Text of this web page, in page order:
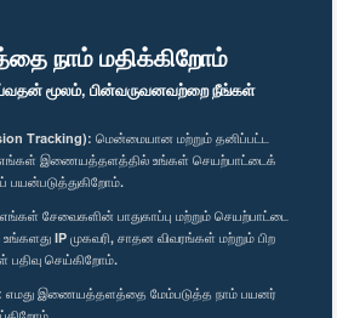
நாம் மதிக்கிறோம்
மூலம், பின்வருவனவற்றை நீங்கள்
Tracking): மென்மையான மற்றும் தனிப்பட்ட
எங்கள் இணையத்தளத்தில் உங்கள் செயற்பாட்டைக்
எங்கள் சேவைகளின் பாதுகாப்பு மற்றும் செயற்பாட்டை
உங்களது IP முகவரி, சாதன விவரங்கள் மற்றும் பிற
செய்கிறோம்.
எமது இணையத்தளத்தை மேம்படுத்த நாம் பயனர்